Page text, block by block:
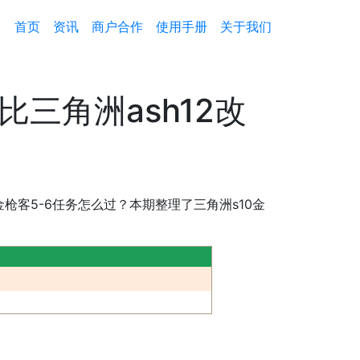
首页 资讯 商户合作 使用手册 关于我们
三角洲ash12改
客5-6任务怎么过？本期整理了三角洲s10金